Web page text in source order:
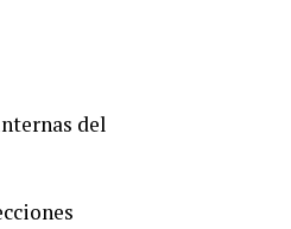
del